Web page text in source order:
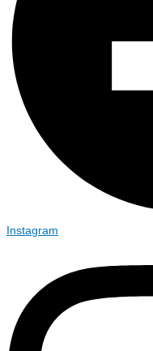
Instagram